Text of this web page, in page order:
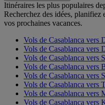
Itinéraires les plus populaires
Recherchez des idées,
vos prochaines vacances.
Vols de Casablanca vers
Vols de Casablanca vers
Vols de Casablanca vers
Vols de Casablanca vers
Vols de Casablanca vers
Vols de Casablanca vers
Vols de Casablanca vers
Vols de Casablanca vers